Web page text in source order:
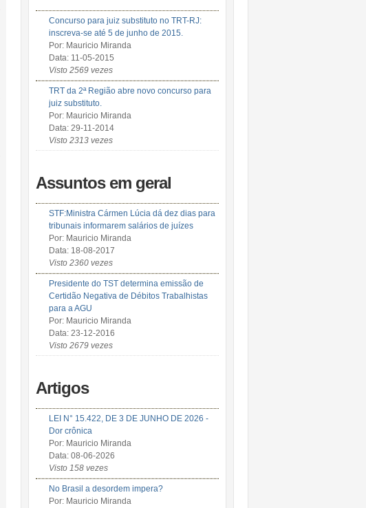
Concurso para juiz substituto no TRT-RJ:
inscreva-se até 5 de junho de 2015.
Por: Mauricio Miranda
Data: 11-05-2015
Visto 2569 vezes
TRT da 2ª Região abre novo concurso para
juiz substituto.
Por: Mauricio Miranda
Data: 29-11-2014
Visto 2313 vezes
Assuntos em geral
STF:Ministra Cármen Lúcia dá dez dias para
tribunais informarem salários de juízes
Por: Mauricio Miranda
Data: 18-08-2017
Visto 2360 vezes
Presidente do TST determina emissão de
Certidão Negativa de Débitos Trabalhistas
para a AGU
Por: Mauricio Miranda
Data: 23-12-2016
Visto 2679 vezes
Artigos
LEI N° 15.422, DE 3 DE JUNHO DE 2026 -
Dor crônica
Por: Mauricio Miranda
Data: 08-06-2026
Visto 158 vezes
No Brasil a desordem impera?
Por: Mauricio Miranda